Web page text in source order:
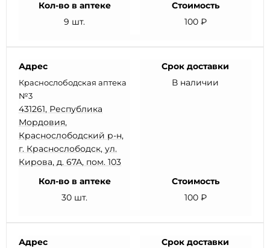
Кол-во в аптеке
9 шт.
Стоимость
100 ₽
Адрес
Краснослободская аптека
№3
431261, Республика
Мордовия,
Краснослободский р-н,
г. Краснослободск, ул.
Кирова, д. 67А, пом. 103
Срок доставки
В наличии
Кол-во в аптеке
30 шт.
Стоимость
100 ₽
Адрес
Срок доставки